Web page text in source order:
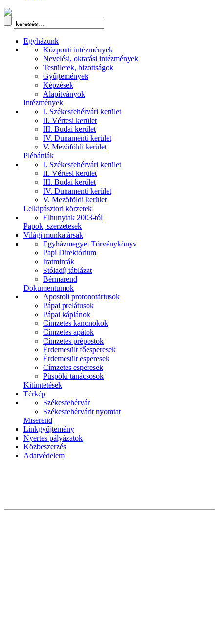
Egyházunk
Központi intézmények
Nevelési, oktatási intézmények
Testületek, bizottságok
Gyűjtemények
Képzések
Alapítványok
Intézmények
I. Székesfehérvári kerület
II. Vértesi kerület
III. Budai kerület
IV. Dunamenti kerület
V. Mezőföldi kerület
Plébániák
I. Székesfehérvári kerület
II. Vértesi kerület
III. Budai kerület
IV. Dunamenti kerület
V. Mezőföldi kerület
Lelkipásztori körzetek
Elhunytak 2003-tól
Papok, szerzetesek
Világi munkatársak
Egyházmegyei Törvénykönyv
Papi Direktórium
Iratminták
Stóladíj táblázat
Bérmarend
Dokumentumok
Apostoli protonotáriusok
Pápai prelátusok
Pápai káplánok
Címzetes kanonokok
Címzetes apátok
Címzetes prépostok
Érdemesült főesperesek
Érdemesült esperesek
Címzetes esperesek
Püspöki tanácsosok
Kitüntetések
Térkép
Székesfehérvár
Székesfehérvárit nyomtat
Miserend
Linkgyűjtemény
Nyertes pályázatok
Közbeszerzés
Adatvédelem